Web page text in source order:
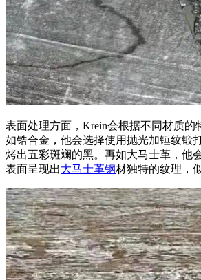
表面处理方面，Krein会根据不同材质的
如锆合金，他会选择使用抛光加锤纹锻
烤出五彩斑斓的黑。再如大马士革，他
表面呈现出大马士革钢材独特的纹理，